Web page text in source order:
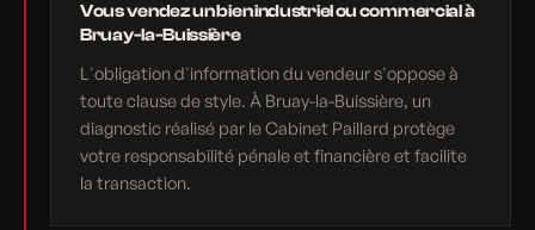
Vous vendez un bien industriel ou commercial à
Bruay-la-Buissière
L'obligation d'information du vendeur s'oppose à
toute clause de style. À Bruay-la-Buissière, un
diagnostic réalisé par le Cabinet Paillard protège
votre responsabilité pénale et financière et facilite
la transaction.